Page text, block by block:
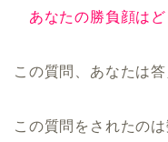
あなたの勝負顔はど
この質問、あなたは
この質問をされたの